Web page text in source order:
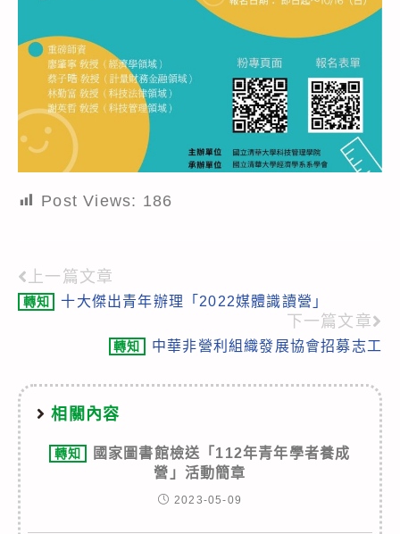
Post Views: 186
Read
more
上一篇文章
轉知 十大傑出青年辦理「2022媒體識讀營」
下一篇文章
轉知 中華非營利組織發展協會招募志工
相關內容
轉知
國家圖書館檢送「112年青年學者養成
營」活動簡章
2023-05-09